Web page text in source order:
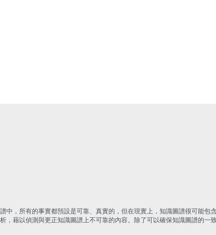
，所有的事實都預設是可靠、真實的，但在現實上，知識圖譜很可能
藉以偵測與更正知識圖譜上不可靠的內容。除了可以確保知識圖譜的